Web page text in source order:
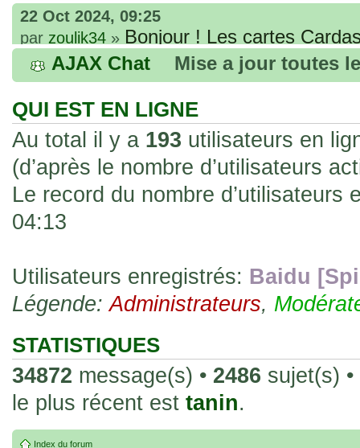
22 Oct 2024, 09:25
par zoulik34 » Bonjour ! Les cartes
que vous avez commandées, sont
fines et souples. Cela fait partie de
les rend faciles à manipuler et à
sur l'authenticité ou la qualité de votre
avec d'autres cartes de la même série
collectionneurs. Mais en règle
fait normal pour ce type de carte.
26 Déc 2023, 13:46
acheter une réédition de cette Hondan ?
02 Juin 2023, 14:17
par
Bonjour j'ai commandé
20 , je trouve la carte vraiment très
collection les carte sont censées être
24 Oct 2022, 13:37
par
de Lucy de Cyberpunk : Edgerunners.
AJAX Chat Mise a jour toutes
QUI EST EN LIGNE
Au total il y a 193 utilisateurs en
(d’après le nombre d’utilisateurs
Le record du nombre d’utilisateurs
04:13
Utilisateurs enregistrés: Baidu
Légende:Administrateurs,
STATISTIQUES
34872 message(s) • 2486 sujet(s) •
le plus récent est tanin.
Index du forum